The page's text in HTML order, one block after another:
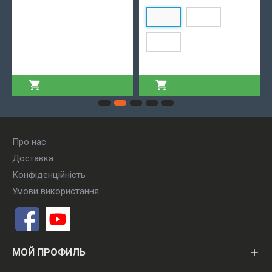
Про нас
Доставка
Конфіденційність
Умови використання
МОЙ ПРОФИЛЬ